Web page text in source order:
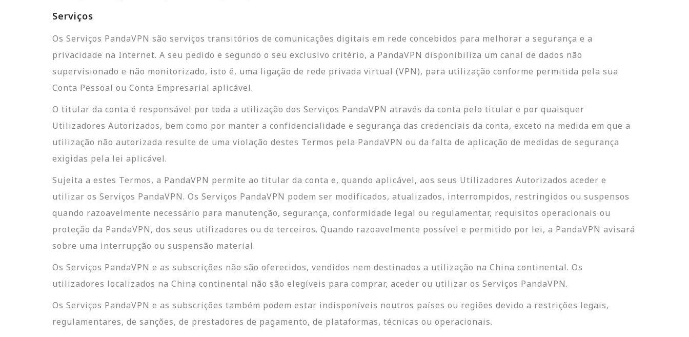
Serviços
Os Serviços PandaVPN são serviços transitórios de comunicações digitais em rede concebidos para melhorar a segurança e a
privacidade na Internet. A seu pedido e segundo o seu exclusivo critério, a PandaVPN disponibiliza um canal de dados não
supervisionado e não monitorizado, isto é, uma ligação de rede privada virtual (VPN), para utilização conforme permitida pela sua
Conta Pessoal ou Conta Empresarial aplicável.
O titular da conta é responsável por toda a utilização dos Serviços PandaVPN através da conta pelo titular e por quaisquer
Utilizadores Autorizados, bem como por manter a confidencialidade e segurança das credenciais da conta, exceto na medida em que a
utilização não autorizada resulte de uma violação destes Termos pela PandaVPN ou da falta de aplicação de medidas de segurança
exigidas pela lei aplicável.
Sujeita a estes Termos, a PandaVPN permite ao titular da conta e, quando aplicável, aos seus Utilizadores Autorizados aceder e
utilizar os Serviços PandaVPN. Os Serviços PandaVPN podem ser modificados, atualizados, interrompidos, restringidos ou suspensos
quando razoavelmente necessário para manutenção, segurança, conformidade legal ou regulamentar, requisitos operacionais ou
proteção da PandaVPN, dos seus utilizadores ou de terceiros. Quando razoavelmente possível e permitido por lei, a PandaVPN avisará
sobre uma interrupção ou suspensão material.
Os Serviços PandaVPN e as subscrições não são oferecidos, vendidos nem destinados a utilização na China continental. Os
utilizadores localizados na China continental não são elegíveis para comprar, aceder ou utilizar os Serviços PandaVPN.
Os Serviços PandaVPN e as subscrições também podem estar indisponíveis noutros países ou regiões devido a restrições legais,
regulamentares, de sanções, de prestadores de pagamento, de plataformas, técnicas ou operacionais.